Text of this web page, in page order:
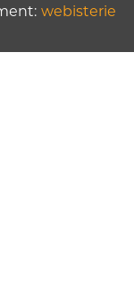
webisterie